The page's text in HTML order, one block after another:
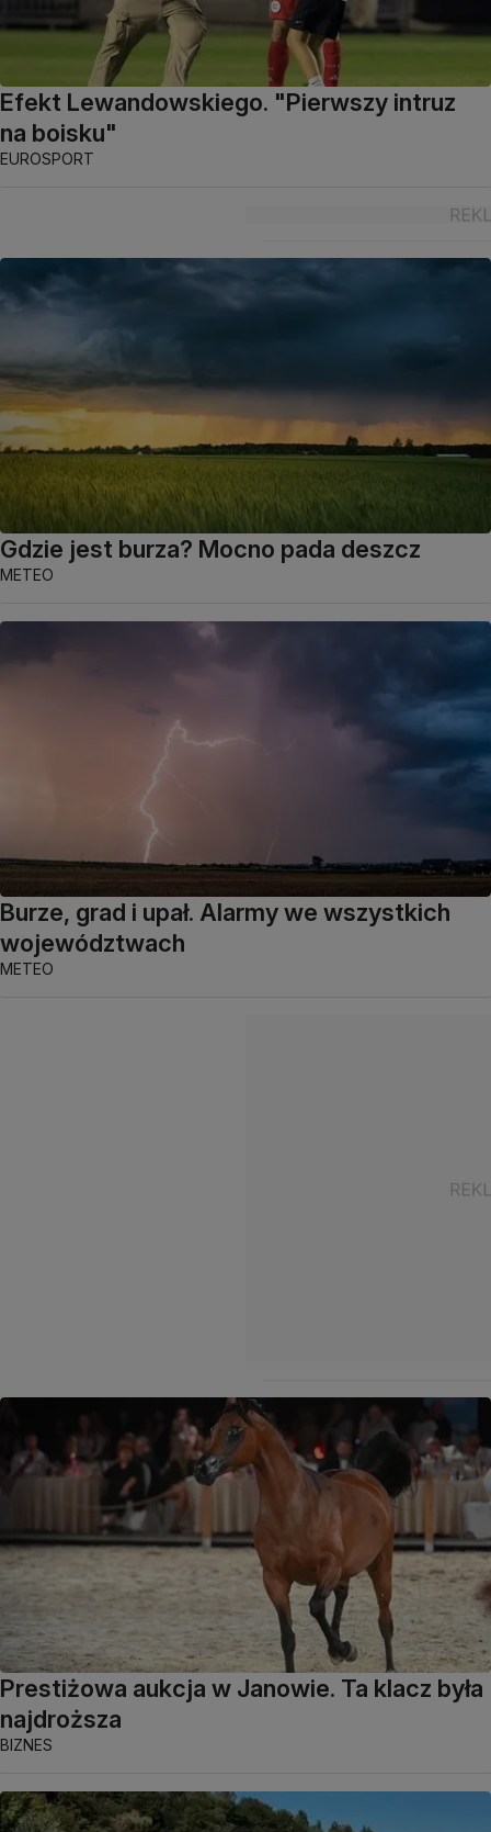
Efekt Lewandowskiego. "Pierwszy intruz
na boisku"
EUROSPORT
Gdzie jest burza? Mocno pada deszcz
METEO
Burze, grad i upał. Alarmy we wszystkich
województwach
METEO
Prestiżowa aukcja w Janowie. Ta klacz była
najdroższa
BIZNES